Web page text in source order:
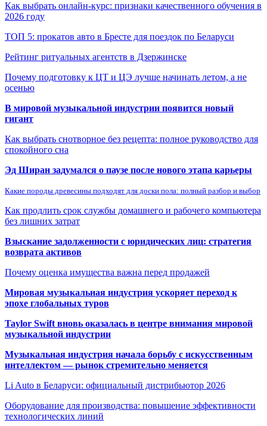
Как выбрать онлайн-курс: признаки качественного обучения в
2026 году
ТОП 5: прокатов авто в Бресте для поездок по Беларуси
Рейтинг ритуальных агентств в Дзержинске
Почему подготовку к ЦТ и ЦЭ лучше начинать летом, а не
осенью
В мировой музыкальной индустрии появится новый
гигант
Как выбрать снотворное без рецепта: полное руководство для
спокойного сна
Эд Ширан задумался о паузе после нового этапа карьеры
Какие породы древесины подходят для доски пола: полный разбор и выбор
Как продлить срок службы домашнего и рабочего компьютера
без лишних затрат
Взыскание задолженности с юридических лиц: стратегия
возврата активов
Почему оценка имущества важна перед продажей
Мировая музыкальная индустрия ускоряет переход к
эпохе глобальных туров
Taylor Swift вновь оказалась в центре внимания мировой
музыкальной индустрии
Музыкальная индустрия начала борьбу с искусственным
интеллектом — рынок стремительно меняется
Li Auto в Беларуси: официальный дистрибьютор 2026
Оборудование для производства: повышение эффективности
технологических линий